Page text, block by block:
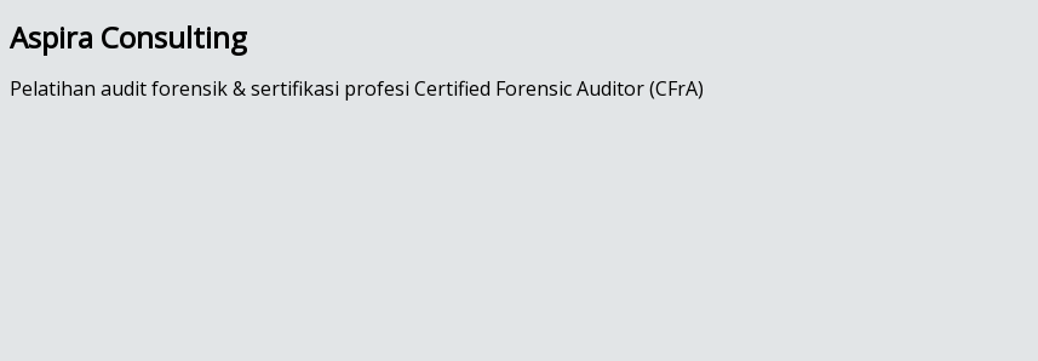
Aspira Consulting
Pelatihan audit forensik & sertifikasi profesi Certified Forensic Auditor (CFrA)